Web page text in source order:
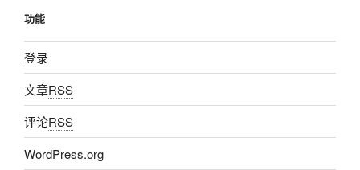
功能
登录
文章RSS
评论RSS
WordPress.org